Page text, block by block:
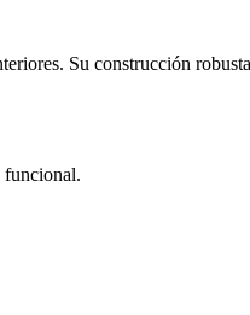
Su construcción
funcional.